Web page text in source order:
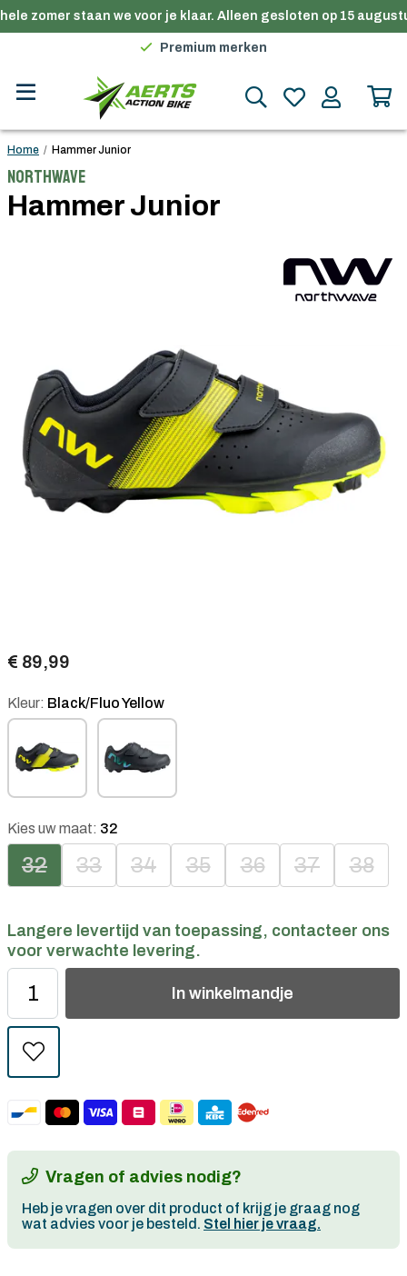
zomer staan we voor je klaar. Alleen gesloten op 15
Gratis verzending in België vanaf €100
Premium merken
Gratis verzending in België vanaf €100
Home / Hammer Junior
Northwave
Hammer Junior
€ 89,99
Kleur: Black/Fluo Yellow
Kies uw maat: 32
32 33 34 35 36 37 38
Langere levertijd van toepassing, contacteer ons
voor verwachte levering.
In winkelmandje
Vragen of advies nodig?
Heb je vragen over dit product of krijg je graag nog
wat advies voor je besteld. Stel hier je vraag.